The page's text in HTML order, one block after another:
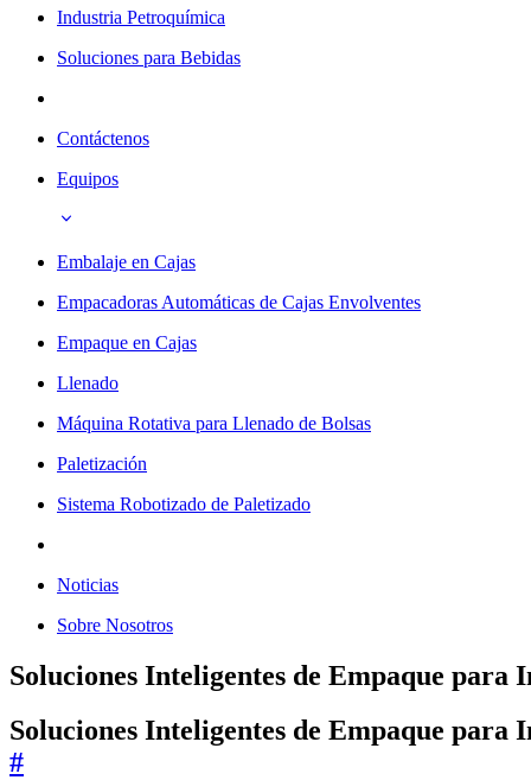
Industria Petroquímica
Soluciones para Bebidas
Contáctenos
Equipos
Embalaje en Cajas
Empacadoras Automáticas de Cajas Envolventes
Empaque en Cajas
Llenado
Máquina Rotativa para Llenado de Bolsas
Paletización
Sistema Robotizado de Paletizado
Noticias
Sobre Nosotros
Soluciones Inteligentes de Empaque para
Soluciones Inteligentes de Empaque para
#